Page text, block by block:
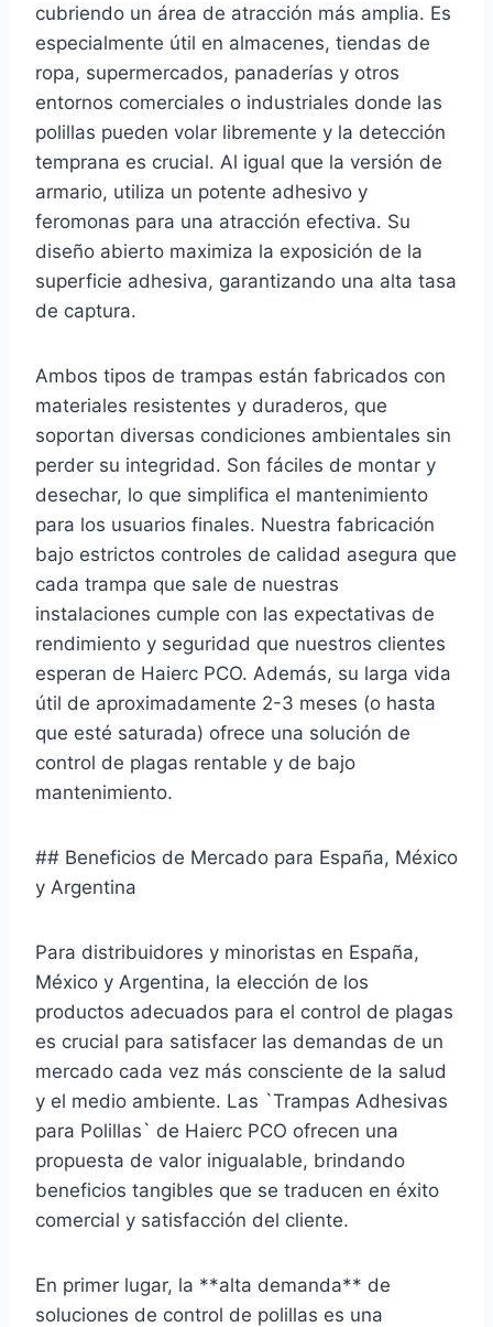
cubriendo un área de atracción más amplia. Es
especialmente útil en almacenes, tiendas de
ropa, supermercados, panaderías y otros
entornos comerciales o industriales donde las
polillas pueden volar libremente y la detección
temprana es crucial. Al igual que la versión de
armario, utiliza un potente adhesivo y
feromonas para una atracción efectiva. Su
diseño abierto maximiza la exposición de la
superficie adhesiva, garantizando una alta tasa
de captura.
Ambos tipos de trampas están fabricados con
materiales resistentes y duraderos, que
soportan diversas condiciones ambientales sin
perder su integridad. Son fáciles de montar y
desechar, lo que simplifica el mantenimiento
para los usuarios finales. Nuestra fabricación
bajo estrictos controles de calidad asegura que
cada trampa que sale de nuestras
instalaciones cumple con las expectativas de
rendimiento y seguridad que nuestros clientes
esperan de Haierc PCO. Además, su larga vida
útil de aproximadamente 2-3 meses (o hasta
que esté saturada) ofrece una solución de
control de plagas rentable y de bajo
mantenimiento.
## Beneficios de Mercado para España, México
y Argentina
Para distribuidores y minoristas en España,
México y Argentina, la elección de los
productos adecuados para el control de plagas
es crucial para satisfacer las demandas de un
mercado cada vez más consciente de la salud
y el medio ambiente. Las `Trampas Adhesivas
para Polillas` de Haierc PCO ofrecen una
propuesta de valor inigualable, brindando
beneficios tangibles que se traducen en éxito
comercial y satisfacción del cliente.
En primer lugar, la **alta demanda** de
soluciones de control de polillas es una